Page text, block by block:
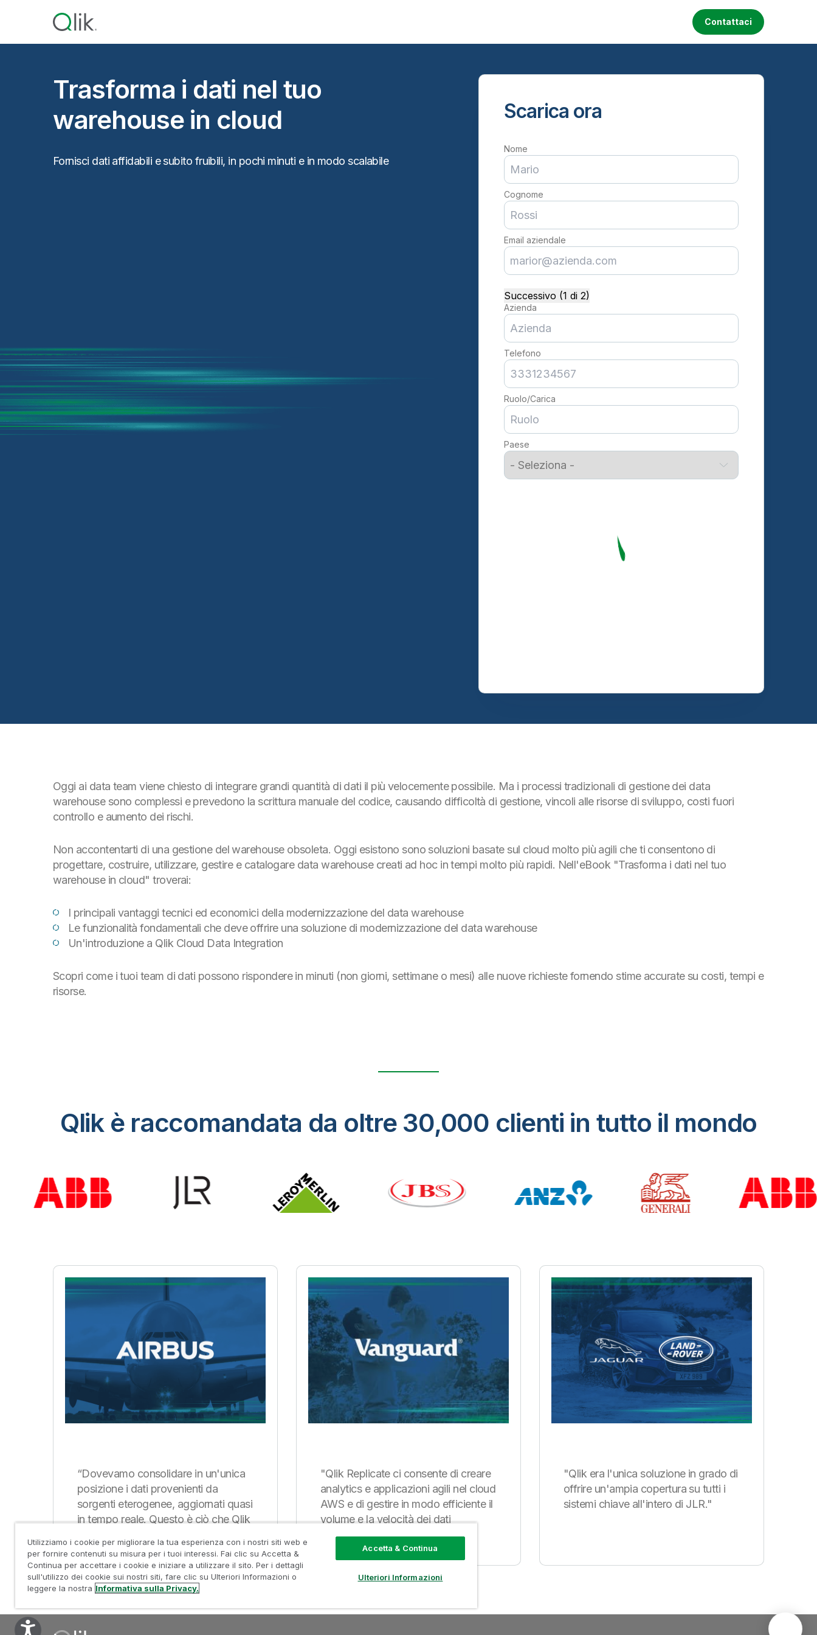
Contattaci
Trasforma i dati nel tuo
warehouse in cloud
Fornisci dati affidabili e subito fruibili, in pochi minuti e in modo scalabile
Scarica ora
Nome
Cognome
Email aziendale
Successivo (1 di 2)
Azienda
Telefono
Ruolo/Carica
Paese
Oggi ai data team viene chiesto di integrare grandi quantità di dati il più velocemente possibile. Ma i processi tradizionali di gestione dei data
warehouse sono complessi e prevedono la scrittura manuale del codice, causando difficoltà di gestione, vincoli alle risorse di sviluppo, costi fuori
controllo e aumento dei rischi.
Non accontentarti di una gestione del warehouse obsoleta. Oggi esistono sono soluzioni basate sul cloud molto più agili che ti consentono di
progettare, costruire, utilizzare, gestire e catalogare data warehouse creati ad hoc in tempi molto più rapidi. Nell'eBook "Trasforma i dati nel tuo
warehouse in cloud" troverai:
I principali vantaggi tecnici ed economici della modernizzazione del data warehouse
Le funzionalità fondamentali che deve offrire una soluzione di modernizzazione del data warehouse
Un'introduzione a Qlik Cloud Data Integration
Scopri come i tuoi team di dati possono rispondere in minuti (non giorni, settimane o mesi) alle nuove richieste fornendo stime accurate su costi, tempi e
risorse.
Qlik è raccomandata da oltre 30,000 clienti in tutto il mondo
“Dovevamo consolidare in un'unica
posizione i dati provenienti da
sorgenti eterogenee, aggiornati quasi
in tempo reale. Questo è ciò che Qlik
"Qlik Replicate ci consente di creare
analytics e applicazioni agili nel cloud
AWS e di gestire in modo efficiente il
volume e la velocità dei dati
mainframe."
"Qlik era l'unica soluzione in grado di
offrire un'ampia copertura su tutti i
sistemi chiave all'intero di JLR."
Utilizziamo i cookie per migliorare la tua esperienza con i nostri siti web e
per fornire contenuti su misura per i tuoi interessi. Fai clic su Accetta &
Continua per accettare i cookie e iniziare a utilizzare il sito. Per i dettagli
sull'utilizzo dei cookie sui nostri siti, fare clic su Ulteriori Informazioni o
leggere la nostra Informativa sulla Privacy.
Accetta & Continua
Ulteriori Informazioni